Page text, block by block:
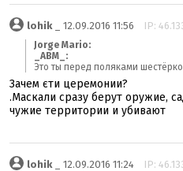
lohik_ 12.09.2016 11:56 IP:
Jorge Mario:
_ABM_:
Это ты перед поляками
Зачем єти церемонии?
.Маскали сразу берут оружие,
чужие территории и убивают
lohik_ 12.09.2016 11:24 IP: